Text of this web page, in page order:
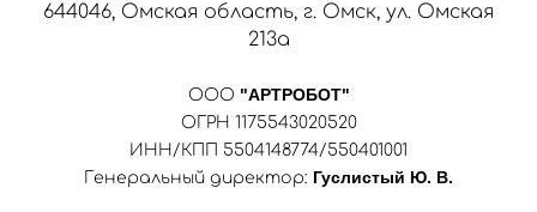
644046, Омская область, г. Омск, ул. Омская
213а
ООО "АРТРОБОТ"
ОГРН 1175543020520
ИНН/КПП 5504148774/550401001
Генеральный директор: Гуслистый Ю. В.